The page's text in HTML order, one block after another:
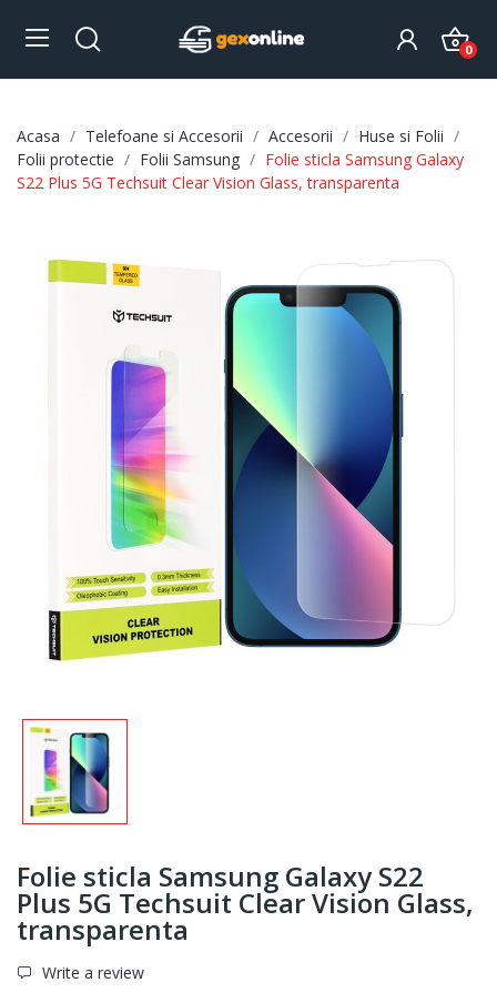
0
Acasa Telefoane si Accesorii Accesorii
Huse si Folii
Folii protectie
Folii Samsung
Folie sticla Samsung Galaxy
S22 Plus 5G Techsuit Clear Vision Glass, transparenta
Folie sticla Samsung Galaxy S22
Plus 5G Techsuit Clear Vision Glass,
transparenta
Write a review